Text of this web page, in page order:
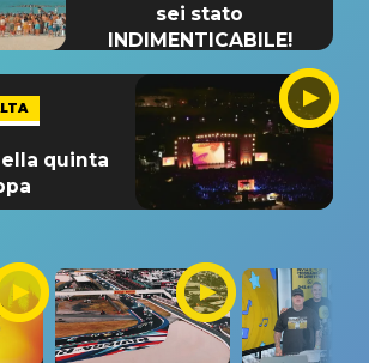
sei stato
INDIMENTICABILE!
quinta